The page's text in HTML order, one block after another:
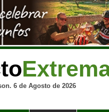
6 de Agosto de 2026